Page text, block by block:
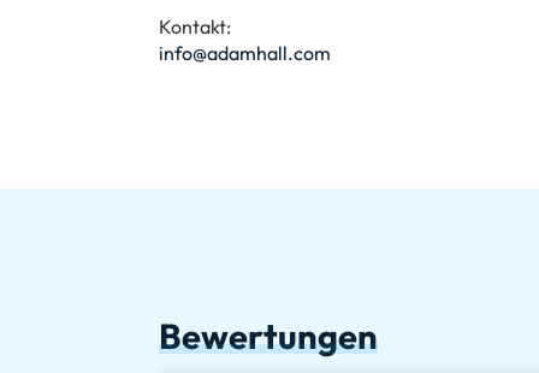
Kontakt:
info@adamhall.com
Bewertungen